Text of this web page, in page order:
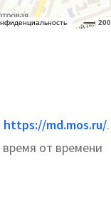
https://md.mos.ru/.
от времени